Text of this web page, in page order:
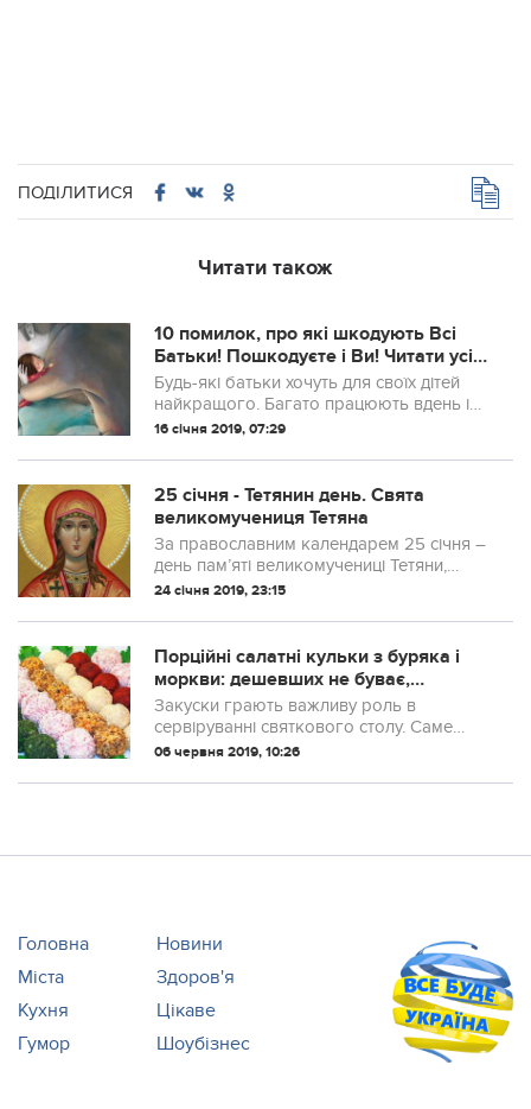
ПОДІЛИТИСЯ
Читати також
10 помилок, про які шкодують Всі
Батьки! Пошкодуєте і Ви! Читати усім
матусям і татусям!
Будь-які батьки хочуть для своїх дітей
найкращого. Багато працюють вдень і
вночі, щоб потім тішити їх новими
дисциплінують, щоб привчити до
дисципліни і ...
16 січня 2019, 07:29
25 січня - Тетянин день. Свята
великомучениця Тетяна
За православним календарем 25 січня –
день пам’яті великомучениці Тетяни,
Тетянин день. (Тетяна від грецького
засновниця).
24 січня 2019, 23:15
Порційні салатні кульки з буряка і
моркви: дешевших не буває,
зникають зі столу
Закуски грають важливу роль в
сервіруванні святкового столу. Саме
вони зустрічають гостей і створюють
06 червня 2019, 10:26
Головна
Новини
Міста
Здоров'я
Кухня
Цікаве
Гумор
Шоубізнес